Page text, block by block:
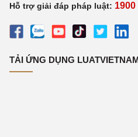
Hỗ trợ giải đáp pháp luật: 1900
TẢI ỨNG DỤNG